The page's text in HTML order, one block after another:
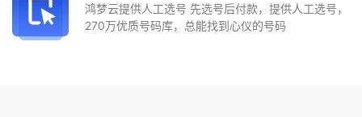
鸿梦云提供人工选号 先选号后付款，提供人工选号，
270万优质号码库，总能找到心仪的号码